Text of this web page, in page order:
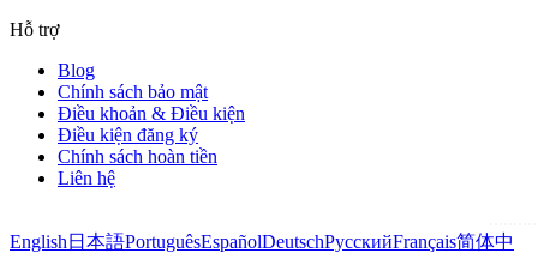
Hỗ trợ
Blog
Chính sách bảo mật
Điều khoản & Điều kiện
Điều kiện đăng ký
Chính sách hoàn tiền
Liên hệ
English 日本語PortuguêsEspañolDeutschРусскийFrançais简体中